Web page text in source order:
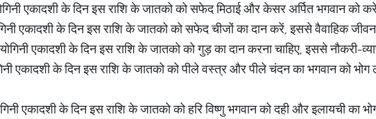
एकादशी के दिन इस राशि के जातको को सफेद मिठाई और केसर अर्पित भगवान को
एकादशी के दिन इस राशि के जातको को सफेद चीजों का दान करें, इससे वैवाहिक
एकादशी के दिन इस राशि के जातको को गुड़ का दान करना चाहिए, इससे नौकरी-
एकादशी के दिन इस राशि के जातको को पीले वस्त्र और पीले चंदन का भगवान को भोग
एकादशी के दिन इस राशि के जातको को हरि विष्णु भगवान को दही और इलायची का